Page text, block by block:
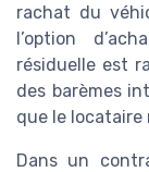
rachat du
l’option
résiduelle est
des barèmes
que le locataire
Dans un